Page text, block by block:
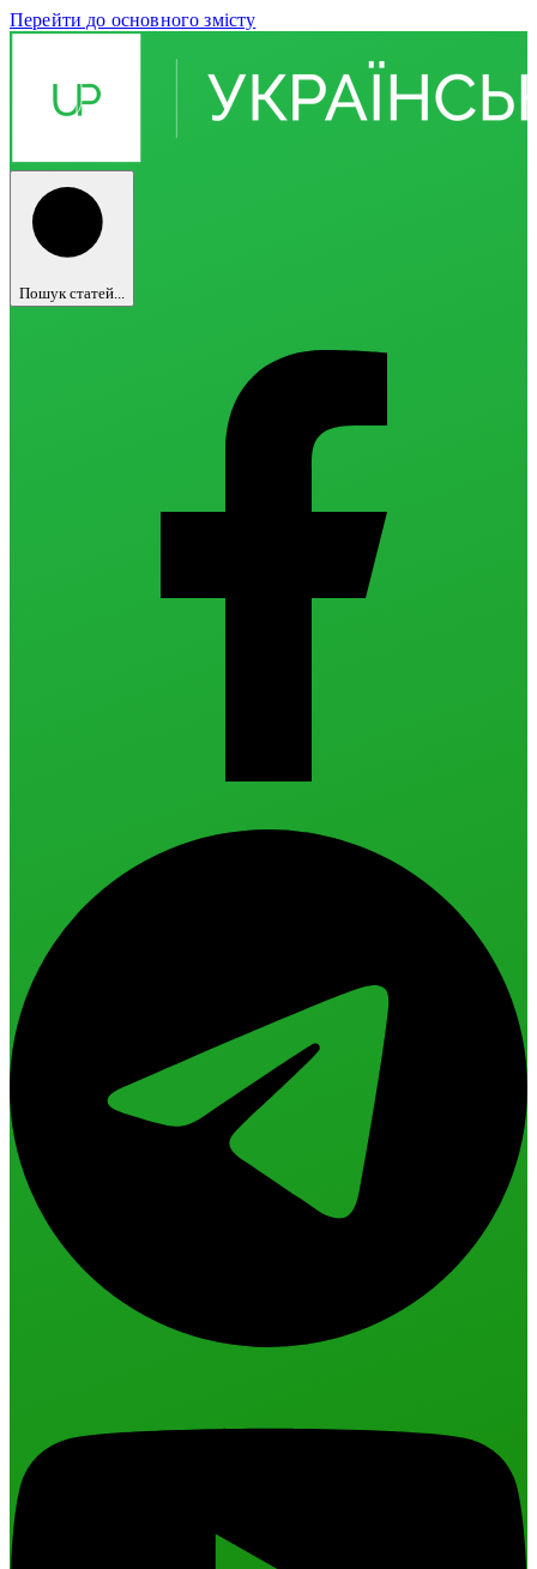
Перейти до основного змісту
Пошук статей...